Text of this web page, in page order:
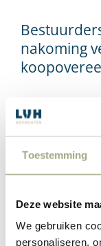
Toestemming
Deze website
We gebruiken
personaliseren,
nakoming
vonnis dat een
250.000,- door
en het frustreren
juridische
Peter de Graaf